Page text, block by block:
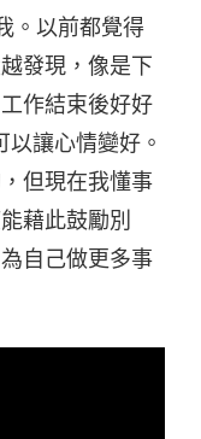
。以前都覺得
發現，像是下
作結束後好好
讓心情變好。
但現在我懂事
藉此鼓勵別
自己做更多事